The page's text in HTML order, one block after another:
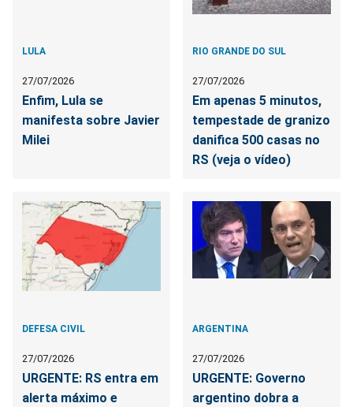
LULA
27/07/2026
Enfim, Lula se
manifesta sobre Javier
Milei
RIO GRANDE DO SUL
27/07/2026
Em apenas 5 minutos,
tempestade de granizo
danifica 500 casas no
RS (veja o vídeo)
DEFESA CIVIL
27/07/2026
URGENTE: RS entra em
alerta máximo e
ARGENTINA
27/07/2026
URGENTE: Governo
argentino dobra a